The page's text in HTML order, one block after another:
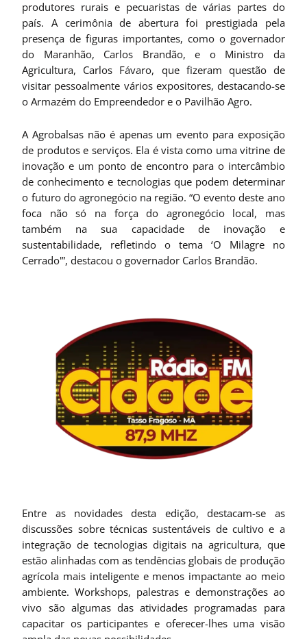
produtores rurais e pecuaristas de várias partes do
país. A cerimônia de abertura foi prestigiada pela
presença de figuras importantes, como o governador
do Maranhão, Carlos Brandão, e o Ministro da
Agricultura, Carlos Fávaro, que fizeram questão de
visitar pessoalmente vários expositores, destacando-se
o Armazém do Empreendedor e o Pavilhão Agro.
A Agrobalsas não é apenas um evento para exposição
de produtos e serviços. Ela é vista como uma vitrine de
inovação e um ponto de encontro para o intercâmbio
de conhecimento e tecnologias que podem determinar
o futuro do agronegócio na região. “O evento deste ano
foca não só na força do agronegócio local, mas
também na sua capacidade de inovação e
sustentabilidade, refletindo o tema ‘O Milagre no
Cerrado'”, destacou o governador Carlos Brandão.
Entre as novidades desta edição, destacam-se as
discussões sobre técnicas sustentáveis de cultivo e a
integração de tecnologias digitais na agricultura, que
estão alinhadas com as tendências globais de produção
agrícola mais inteligente e menos impactante ao meio
ambiente. Workshops, palestras e demonstrações ao
vivo são algumas das atividades programadas para
capacitar os participantes e oferecer-lhes uma visão